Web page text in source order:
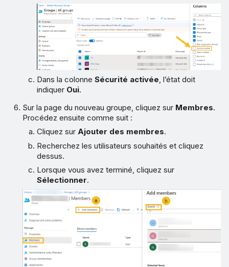
Dans la colonneSécurité activée , l’état doit
indiquer Oui.
Sur la page du nouveau groupe, cliquez sur Membres.
Procédez ensuite comme suit :
Cliquez surAjouter des membres.
Recherchez les utilisateurs souhaités et cliquez
dessus.
Lorsque vous avez terminé, cliquez sur
Sélectionner.